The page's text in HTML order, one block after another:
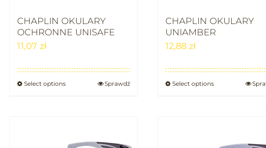
CHAPLIN OKULARY
OCHRONNE UNISAFE
11,07zł
Select options Sprawdź
CHAPLIN OKULARY
UNIAMBER
12,88 zł
Select options